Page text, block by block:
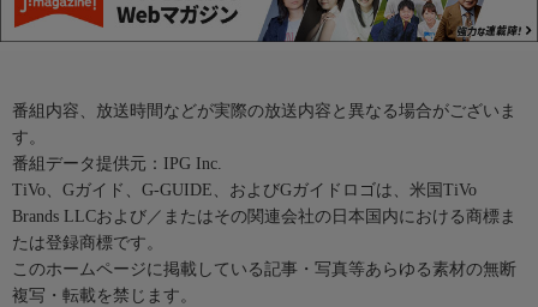
番組内容、放送時間などが実際の放送内容と異なる場合がございま
す。
番組データ提供元：IPG Inc.
TiVo、Gガイド、G-GUIDE、およびGガイドロゴは、米国TiVo
Brands LLCおよび／またはその関連会社の日本国内における商標ま
たは登録商標です。
このホームページに掲載している記事・写真等あらゆる素材の無断
複写・転載を禁じます。